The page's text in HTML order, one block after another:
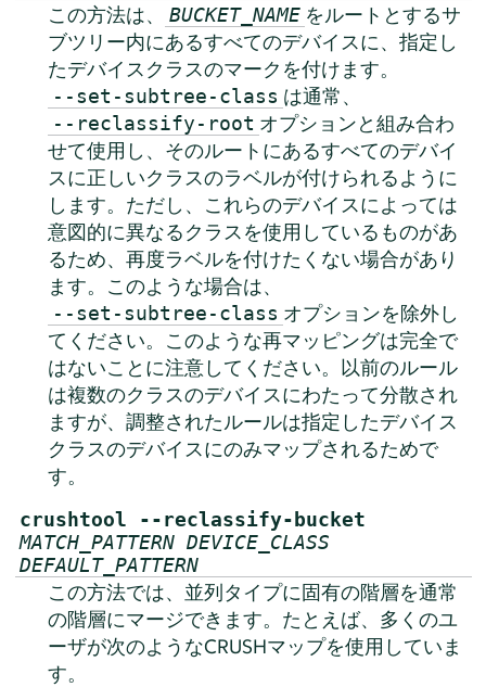
この方法は、 BUCKET_NAME をルートとするサ
ブツリー内にあるすべてのデバイスに、指定し
たデバイスクラスのマークを付けます。
--set-subtree-class は通常、
--reclassify-root オプションと組み合わ
せて使用し、そのルートにあるすべてのデバイ
スに正しいクラスのラベルが付けられるように
します。ただし、これらのデバイスによっては
意図的に異なるクラスを使用しているものがあ
るため、再度ラベルを付けたくない場合があり
ます。このような場合は、
--set-subtree-class オプションを除外し
てください。このような再マッピングは完全で
はないことに注意してください。以前のルール
は複数のクラスのデバイスにわたって分散され
ますが、調整されたルールは指定したデバイス
クラスのデバイスにのみマップされるためで
す。
crushtool --reclassify-bucket
MATCH_PATTERN DEVICE_CLASS
DEFAULT_PATTERN
この方法では、並列タイプに固有の階層を通常
の階層にマージできます。たとえば、多くのユ
ーザが次のようなCRUSHマップを使用していま
す。